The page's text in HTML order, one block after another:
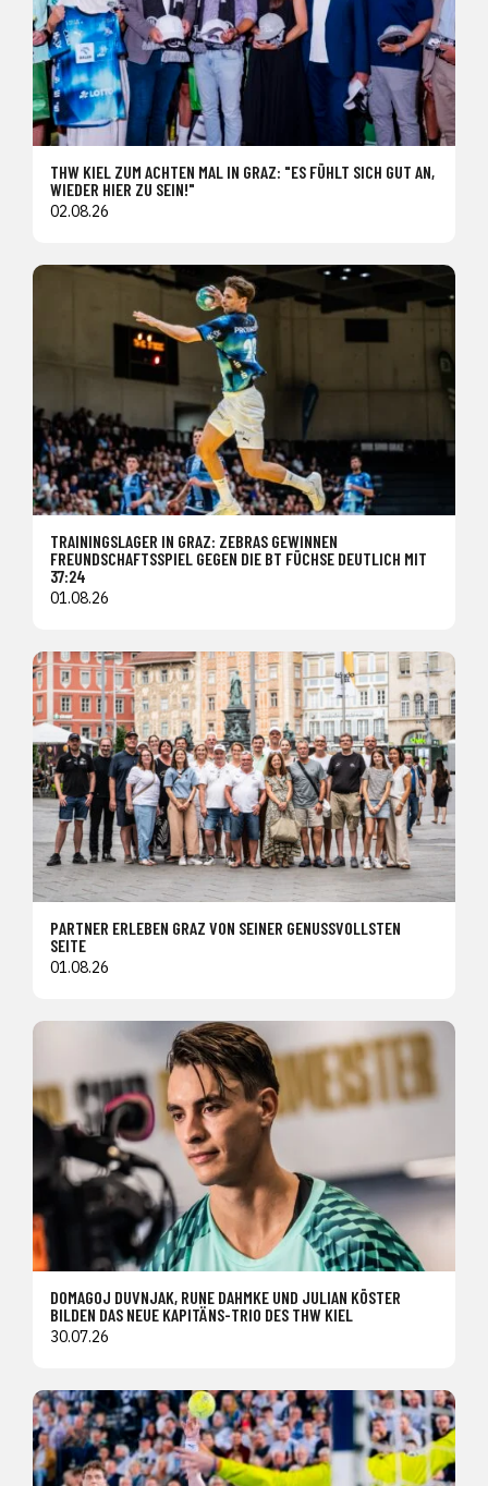
THW KIEL ZUM ACHTEN MAL IN GRAZ: "ES FÜHLT SICH GUT AN,
WIEDER HIER ZU SEIN!"
02.08.26
TRAININGSLAGER IN GRAZ: ZEBRAS GEWINNEN
FREUNDSCHAFTSSPIEL GEGEN DIE BT FÜCHSE DEUTLICH MIT
37:24
01.08.26
PARTNER ERLEBEN GRAZ VON SEINER GENUSSVOLLSTEN
SEITE
01.08.26
DOMAGOJ DUVNJAK, RUNE DAHMKE UND JULIAN KÖSTER
BILDEN DAS NEUE KAPITÄNS-TRIO DES THW KIEL
30.07.26